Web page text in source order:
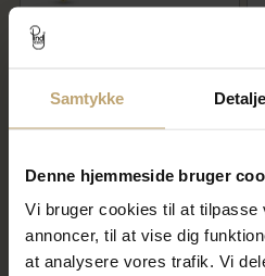
Samtykke
Denne hjemmeside bruger
Vi bruger cookies til at tilpasse
annoncer, til at vise dig
at analysere vores trafik. Vi
10.960,00 kr